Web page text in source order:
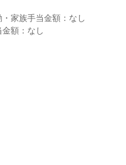
家族手当金額：なし
額：なし